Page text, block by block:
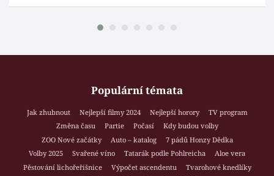
Populární témata
Jak zhubnout Nejlepší filmy 2024 Nejlepší horory
TV program
Změna času
Partie Počasí
Kdy budou volby
ZOO Nové začátky
Auto – katalog
7 pádů Honzy Dědka
Volby 2025
Svařené víno Tatarák podle Pohlreicha
Aloe vera
Pěstování lichořeřišnice
Výpočet ascendentu
Tvarohové knedlíky